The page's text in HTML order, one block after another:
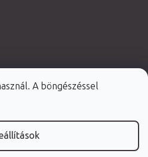
A böngészéssel
Premium készítette